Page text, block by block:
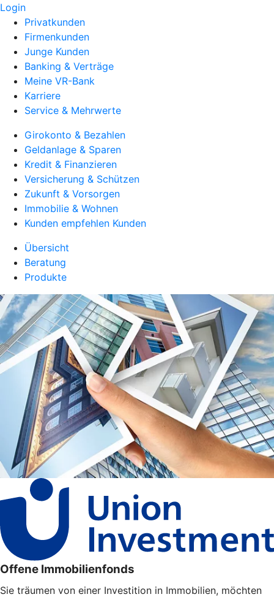
Login
Privatkunden
Firmenkunden
Junge Kunden
Banking & Verträge
Meine VR-Bank
Karriere
Service & Mehrwerte
Girokonto & Bezahlen
Geldanlage & Sparen
Kredit & Finanzieren
Versicherung & Schützen
Zukunft & Vorsorgen
Immobilie & Wohnen
Kunden empfehlen Kunden
Übersicht
Beratung
Produkte
Offene Immobilienfonds
Sie träumen von einer Investition in Immobilien, möchten